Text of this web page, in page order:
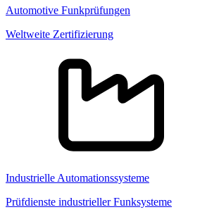
Automotive Funkprüfungen
Weltweite Zertifizierung
Industrielle Automationssysteme
Prüfdienste industrieller Funksysteme